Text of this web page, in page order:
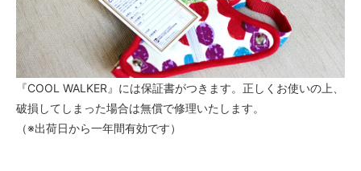
『COOL WALKER』には保証書がつきます。正しくお使いの上、
破損してしまった場合は無償で修理いたします。
（※出荷日から一年間有効です）